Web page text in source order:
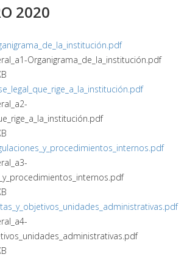
2020
Organigrama_de_la_institución.pdf